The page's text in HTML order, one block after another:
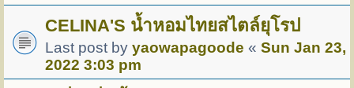
CELINA'S น้ำหอมไทยสไตล์ยุโรป
Last post by yaowapagoode « Sun Jan 23,
2022 3:03 pm